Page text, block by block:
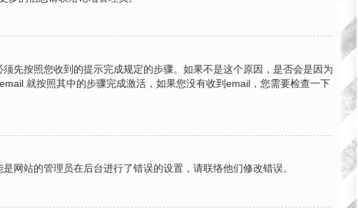
先按照您收到的提示完成规定的步骤。如果不是这个原因，是否会是因为
就按照其中的步骤完成激活，如果您没有收到email，您需要检查一下
网站的管理员在后台进行了错误的设置，请联络他们修改错误。